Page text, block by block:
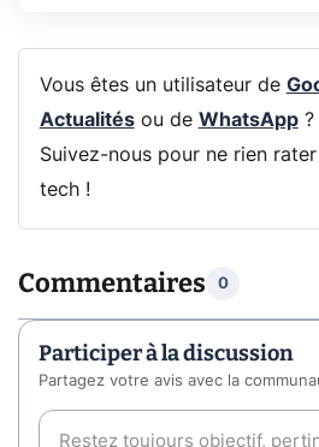
Vous êtes un utilisateur de
Actualitésou de WhatsApp?
Suivez-nous pour ne rien
tech !
Commentaires 0
Participer à la discussion
Partagez votre avis avec la